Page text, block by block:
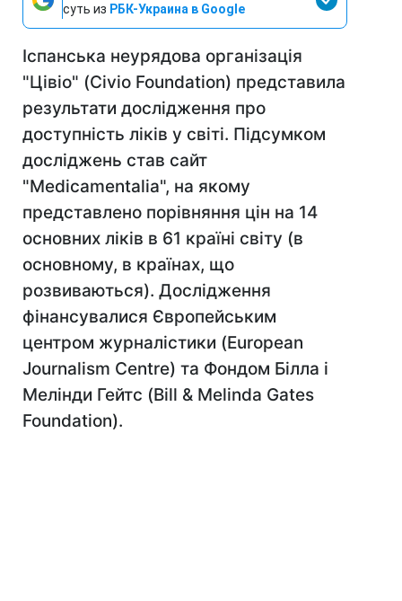
суть из РБК-Украина в Google
Іспанська неурядова організація
"Цівіо" (Civio Foundation) представила
результати дослідження про
доступність ліків у світі. Підсумком
досліджень став сайт
"Medicamentalia", на якому
представлено порівняння цін на 14
основних ліків в 61 країні світу (в
основному, в країнах, що
розвиваються). Дослідження
фінансувалися Європейським
центром журналістики (European
Journalism Centre) та Фондом Білла і
Мелінди Гейтс (Bill & Melinda Gates
Foundation).